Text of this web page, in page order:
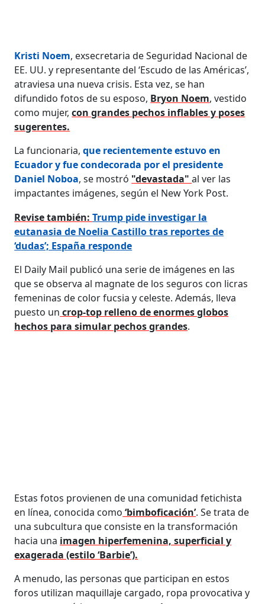
Kristi Noem, exsecretaria de Seguridad Nacional de
EE. UU. y representante del ‘Escudo de las Américas’,
atraviesa una nueva crisis. Esta vez, se han
difundido fotos de su esposo, Bryon Noem, vestido
como mujer,con grandes pechos inflables y poses
sugerentes.
La funcionaria,que recientemente estuvo en
Ecuador y fue condecorada por el presidente
Daniel Noboa, se mostró "devastada"al ver las
impactantes imágenes, según el New York Post.
Revise también:Trump pide investigar la
eutanasia de Noelia Castillo tras reportes de
‘dudas’; España responde
El Daily Mail publicó una serie de imágenes en las
que se observa al magnate de los seguros con licras
femeninas de color fucsia y celeste. Además, lleva
puesto un crop-top relleno de enormes globos
hechos para simular pechos grandes.
Estas fotos provienen de una comunidad fetichista
en línea, conocida como ‘bimboficación’. Se trata de
una subcultura que consiste en la transformación
hacia una imagen hiperfemenina, superficial y
exagerada (estilo ‘Barbie’).
A menudo, las personas que participan en estos
foros utilizan maquillaje cargado, ropa provocativa y